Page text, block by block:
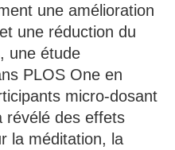
une amélioration
une réduction du
une étude
PLOS One en
micro-dosant
révélé des effets
la méditation, la